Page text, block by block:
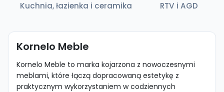
Kuchnia, łazienka i ceramika RTV i AGD
Kornelo Meble
Kornelo Meble to marka kojarzona z nowoczesnymi
meblami, które łączą dopracowaną estetykę z
praktycznym wykorzystaniem w codziennych